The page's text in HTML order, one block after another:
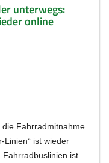
unterwegs:
online
Fahrradmitnahme
Linien“ ist wieder
ist